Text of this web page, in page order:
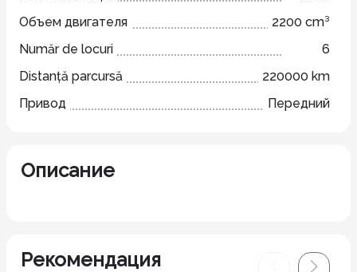
Объем двигателя
2200 cm³
Număr de locuri
6
Distanță parcursă
220000 km
Привод
Передний
Описание
Рекомендация